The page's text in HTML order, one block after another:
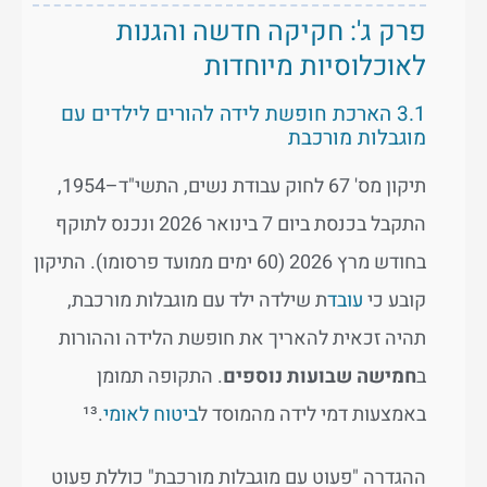
פרק ג': חקיקה חדשה והגנות
לאוכלוסיות מיוחדות
3.1 הארכת חופשת לידה להורים לילדים עם
מוגבלות מורכבת
תיקון מס' 67 לחוק עבודת נשים, התשי"ד–1954,
התקבל בכנסת ביום 7 בינואר 2026 ונכנס לתוקף
בחודש מרץ 2026 (60 ימים ממועד פרסומו). התיקון
קובע כיעובדת שילדה ילד עם מוגבלות מורכבת,
תהיה זכאית להאריך את חופשת הלידה וההורות
בחמישה שבועות נוספים. התקופה תמומן
באמצעות דמי לידה מהמוסד לביטוח לאומי.¹³
ההגדרה "פעוט עם מוגבלות מורכבת" כוללת פעוט